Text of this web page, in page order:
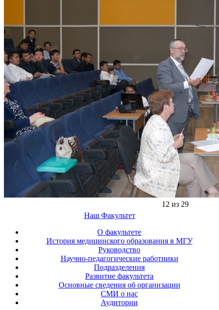
12 из 29
Наш Факультет
О факультете
История медицинского образования в МГУ
Руководство
Научно-педагогические работники
Подразделения
Развитие факультета
Основные сведения об организации
СМИ о нас
Аудитории